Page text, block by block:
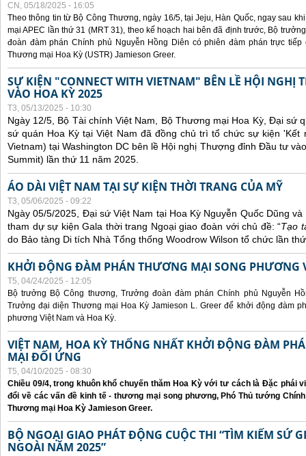
CN, 05/18/2025 - 16:05
Theo thông tin từ Bộ Công Thương, ngày 16/5, tại Jeju, Hàn Quốc, ngay sau
mại APEC lần thứ 31 (MRT 31), theo kế hoạch hai bên đã định trước, Bộ
đoàn đàm phán Chính phủ Nguyễn Hồng Diên có phiên đàm phán trực
Thương mại Hoa Kỳ (USTR) Jamieson Greer.
SỰ KIỆN "CONNECT WITH VIETNAM" BÊN LỀ HỘI
VÀO HOA KỲ 2025
T3, 05/13/2025 - 10:30
Ngày 12/5, Bộ Tài chính Việt Nam, Bộ Thương mại Hoa Kỳ, Đại sứ
sứ quán Hoa Kỳ tại Việt Nam đã đồng chủ trì tổ chức sự kiện 'Kết
Vietnam) tại Washington DC bên lề Hội nghị Thượng đỉnh Đầu tư
Summit) lần thứ 11 năm 2025.
ÁO DÀI VIỆT NAM TẠI SỰ KIỆN THỜI TRANG CỦA MỸ
T3, 05/06/2025 - 09:22
Ngày 05/5/2025, Đại sứ Việt Nam tại Hoa Kỳ Nguyễn Quốc Dũng
tham dự sự kiện Gala thời trang Ngoại giao đoàn với chủ đề: “Tạo
do Bảo tàng Di tích Nhà Tổng thống Woodrow Wilson tổ chức lần
KHỞI ĐỘNG ĐÀM PHÁN THƯƠNG MẠI SONG PHƯƠNG
T5, 04/24/2025 - 12:05
Bộ trưởng Bộ Công thương, Trưởng đoàn đàm phán Chính phủ Nguyễn
Trưởng đại diện Thương mại Hoa Kỳ Jamieson L. Greer để khởi động đàm
phương Việt Nam và Hoa Kỳ.
VIỆT NAM, HOA KỲ THỐNG NHẤT KHỞI ĐỘNG ĐÀM
MẠI ĐỐI ỨNG
T5, 04/10/2025 - 08:30
Chiều 09/4, trong khuôn khổ chuyến thăm Hoa Kỳ với tư cách là Đặc phái
đổi về các vấn đề kinh tế - thương mại song phương, Phó Thủ tướng
Thương mại Hoa Kỳ Jamieson Greer.
BỘ NGOẠI GIAO PHÁT ĐỘNG CUỘC THI “TÌM KIẾM SỨ
NGOÀI NĂM 2025”